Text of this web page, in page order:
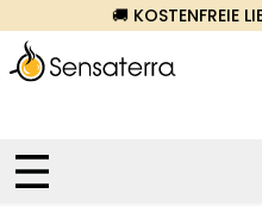
🚚 KOSTENFREIE